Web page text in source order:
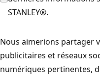
STANLEY®.
Nous aimerions partager
publicitaires et réseaux
numériques pertinentes,